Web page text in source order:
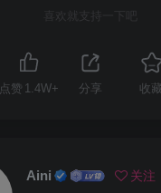
喜欢就支持一下吧
点赞 1.4W+ 分享 收藏
Aini 关注